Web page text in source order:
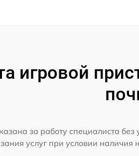
игровой
за работу специалиста
услуг при условии